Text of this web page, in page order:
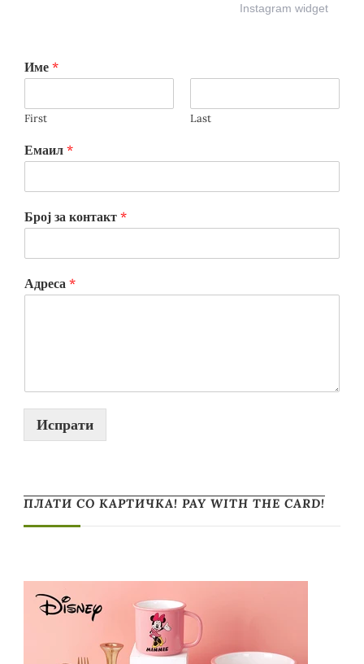
Instagram widget
Име *
First Last
Емаил *
Број за контакт *
Адреса *
Испрати
ПЛАТИ СО КАРТИЧКА! PAY WITH THE CARD!